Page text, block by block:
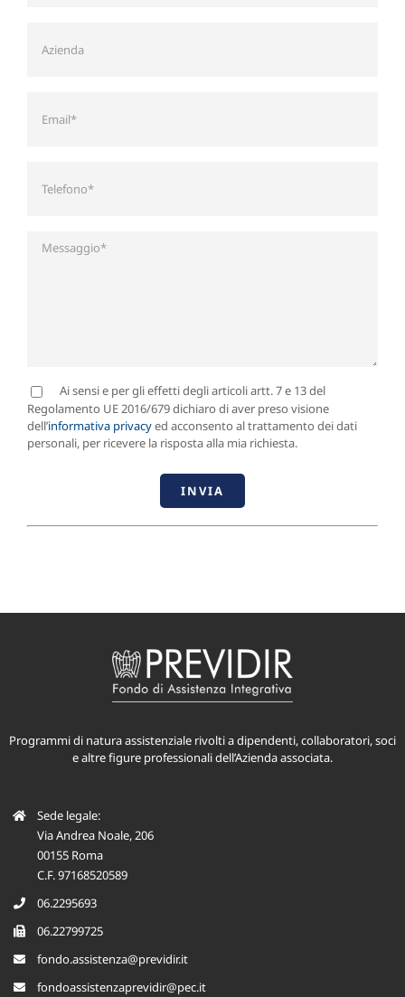
Ai sensi e per gli effetti degli articoli artt. 7 e 13 del
Regolamento UE 2016/679 dichiaro di aver preso visione
dell’informativa privacyed acconsento al trattamento dei dati
personali, per ricevere la risposta alla mia richiesta.
Programmi di natura assistenziale rivolti a dipendenti, collaboratori, soci
e altre figure professionali dell’Azienda associata.
Sede legale:
Via Andrea Noale, 206
00155 Roma
C.F. 97168520589
06.2295693
06.22799725
fondo.assistenza@previdir.it
fondoassistenzaprevidir@pec.it